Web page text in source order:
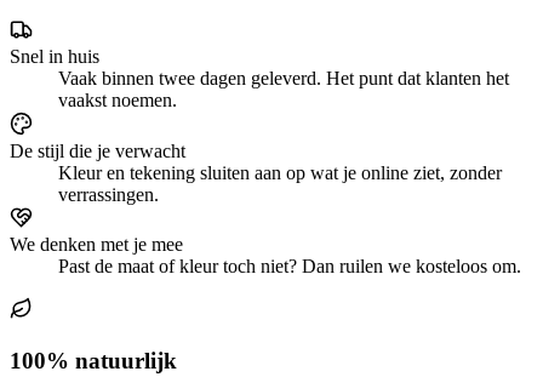
Snel in huis
Vaak binnen twee dagen geleverd. Het punt dat klanten het
vaakst noemen.
De stijl die je verwacht
Kleur en tekening sluiten aan op wat je online ziet, zonder
verrassingen.
We denken met je mee
Past de maat of kleur toch niet? Dan ruilen we kosteloos om.
100% natuurlijk